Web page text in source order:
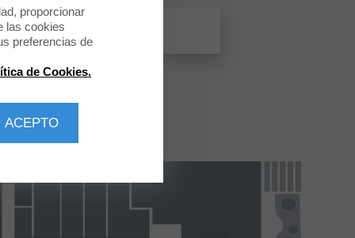
proporcionar
las cookies
preferencias de
de Cookies.